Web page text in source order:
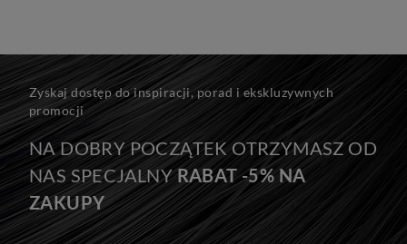
Zyskaj dostęp do inspiracji, porad i ekskluzywnych
promocji
NA DOBRY POCZĄTEK OTRZYMASZ OD
NAS SPECJALNYRABAT -5% NA
ZAKUPY